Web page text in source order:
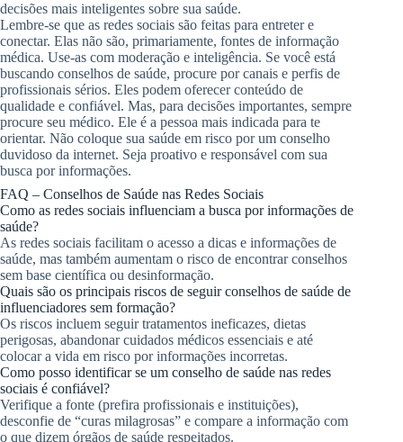
decisões mais inteligentes sobre sua saúde.
Lembre-se que as redes sociais são feitas para entreter e
conectar. Elas não são, primariamente, fontes de informação
médica. Use-as com moderação e inteligência. Se você está
buscando conselhos de saúde, procure por canais e perfis de
profissionais sérios. Eles podem oferecer conteúdo de
qualidade e confiável. Mas, para decisões importantes, sempre
procure seu médico. Ele é a pessoa mais indicada para te
orientar. Não coloque sua saúde em risco por um conselho
duvidoso da internet. Seja proativo e responsável com sua
busca por informações.
FAQ – Conselhos de Saúde nas Redes Sociais
Como as redes sociais influenciam a busca por informações de
saúde?
As redes sociais facilitam o acesso a dicas e informações de
saúde, mas também aumentam o risco de encontrar conselhos
sem base científica ou desinformação.
Quais são os principais riscos de seguir conselhos de saúde de
influenciadores sem formação?
Os riscos incluem seguir tratamentos ineficazes, dietas
perigosas, abandonar cuidados médicos essenciais e até
colocar a vida em risco por informações incorretas.
Como posso identificar se um conselho de saúde nas redes
sociais é confiável?
Verifique a fonte (prefira profissionais e instituições),
desconfie de “curas milagrosas” e compare a informação com
o que dizem órgãos de saúde respeitados.